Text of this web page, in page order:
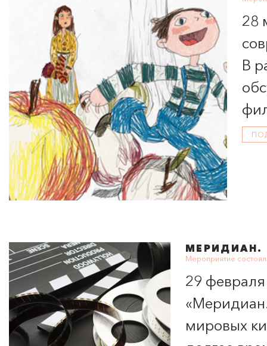
МЕРИДИАН.
Мероприятие
29
«Меридиан
мировых
28
В